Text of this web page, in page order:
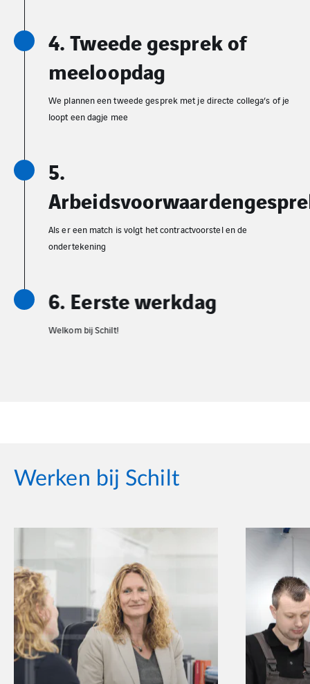
4. Tweede gesprek of
meeloopdag
We plannen een tweede gesprek met je directe collega’s of je
loopt een dagje mee
5.
Als er een match is volgt het contractvoorstel en de
ondertekening
6. Eerste werkdag
Welkom bij Schilt!
Werken bij Schilt